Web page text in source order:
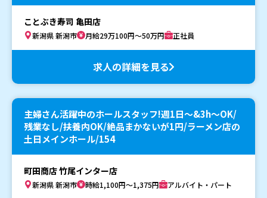
ことぶき寿司 亀田店
新潟県 新潟市 月給29万100円～50万円 正社員
求人の詳細を見る
主婦さん活躍中のホールスタッフ!週1日～&3h～OK/
残業なし/扶養内OK/絶品まかないが1円/ラーメン店の
土日メインホール/154
町田商店 竹尾インター店
新潟県 新潟市 時給1,100円～1,375円 アルバイト・パート